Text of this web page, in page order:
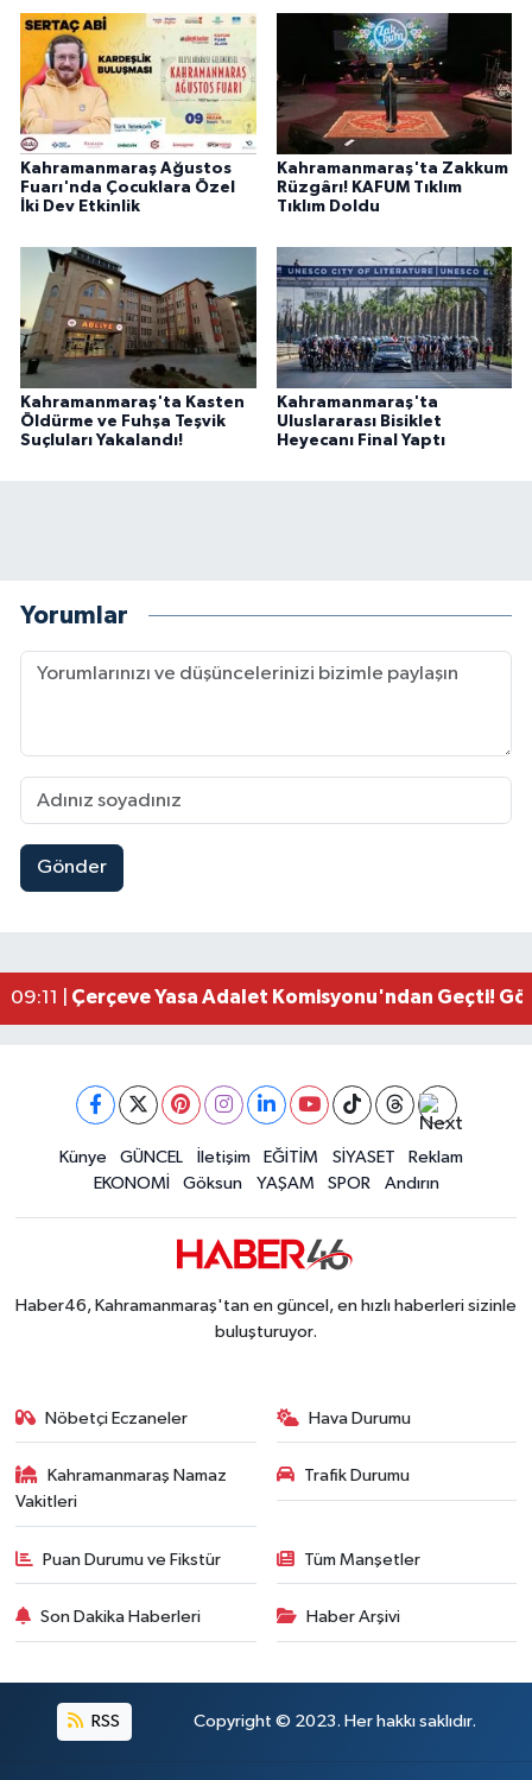
Kahramanmaraş Ağustos
Fuarı'nda Çocuklara Özel
İki Dev Etkinlik
Kahramanmaraş'ta Zakkum
Rüzgârı! KAFUM Tıklım
Tıklım Doldu
Kahramanmaraş'ta Kasten
Öldürme ve Fuhşa Teşvik
Suçluları Yakalandı!
Kahramanmaraş'ta
Uluslararası Bisiklet
Heyecanı Final Yaptı
Yorumlar
Gönder
17:19 |Kahramanmaraşlı İşçi Adana'daki Tünel
09:11 | Çerçeve Yasa Adalet Komisyonu'ndan Geçti!
09:04 |Kahramanmaraş'taki Okul Saldırısı TBMM
Kahramanmaraş'ta Pusula Maraş Eğitim
Kahramanmaraş'ta Tarım İçin Su Seferberliği
20:02 |Kahramanmaraş'ta 5 Kilometrelik Yolda Sıcak
Künye GÜNCEL İletişim EĞİTİM SİYASET
Reklam
EKONOMİ
Göksun YAŞAM SPOR Andırın
Haber46, Kahramanmaraş'tan en güncel, en hızlı haberleri sizinle
buluşturuyor.
Nöbetçi Eczaneler Hava Durumu
Kahramanmaraş Namaz
Vakitleri
Trafik Durumu
Puan Durumu ve Fikstür Tüm Manşetler
Son Dakika Haberleri Haber Arşivi
RSS Copyright © 2023. Her hakkı saklıdır.